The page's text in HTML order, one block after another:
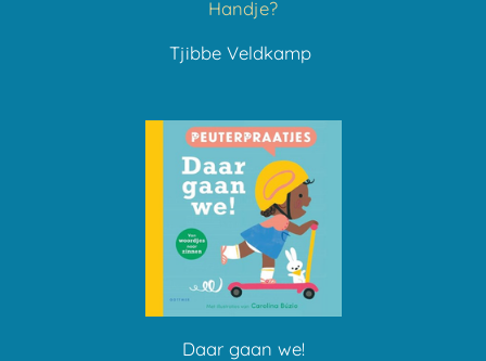
Handje?
Tjibbe Veldkamp
Daar gaan we!